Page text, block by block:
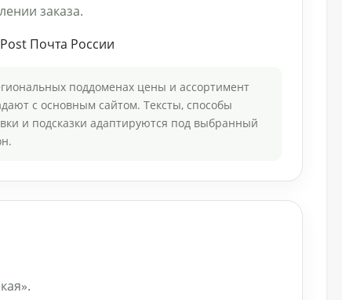
заказа.
Почта России
поддоменах цены и ассортимент
с основным сайтом. Тексты, способы
и подсказки адаптируются под выбранный